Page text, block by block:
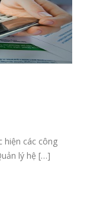
hiện các công
lý hệ […]